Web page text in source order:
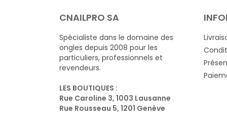
CNAILPRO SA
Spécialiste dans le domaine des
ongles depuis 2008 pour les
particuliers, professionnels et
revendeurs.
LES BOUTIQUES :
Rue Caroline 3, 1003 Lausanne
Rue Rousseau 5, 1201 Genève